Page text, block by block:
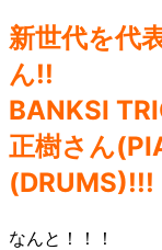
新世代を代
ん!!
BANKSI
正樹さん
(DRUMS)!!!
なんと！！！